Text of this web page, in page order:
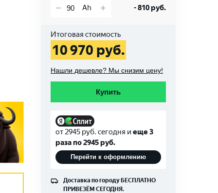
-810руб.
Итоговая стоимость
10 970 руб.
Нашли дешевле? Мы снизим цену!
Купить
от 2945 руб. сегодня и еще 3
раза по2945руб.
Перейти к оформлению
Доставка по городуБЕСПЛАТНО
ПРИВЕЗЁМ СЕГОДНЯ.
ZUBR Ultra 90Ah